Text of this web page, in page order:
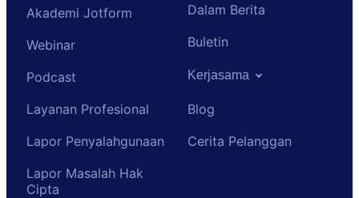
Akademi Jotform
Webinar
Podcast
Layanan Profesional
Lapor Penyalahgunaan
Lapor Masalah Hak
Cipta
Dalam Berita
Buletin
Kerjasama
Blog
Cerita Pelanggan